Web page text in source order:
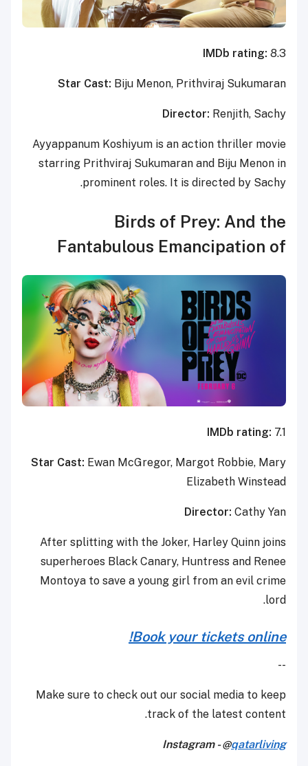
IMDb rating: 8.3
Star Cast: Biju Menon, Prithviraj Sukumaran
Director: Renjith, Sachy
Ayyappanum Koshiyum is an action thriller movie
starring Prithviraj Sukumaran and Biju Menon in
prominent roles. It is directed by Sachy.
Birds of Prey: And the
Fantabulous Emancipation of
IMDb rating: 7.1
Star Cast: Ewan McGregor, Margot Robbie, Mary
Elizabeth Winstead
Director: Cathy Yan
After splitting with the Joker, Harley Quinn joins
superheroes Black Canary, Huntress and Renee
Montoya to save a young girl from an evil crime
lord.
Book your tickets online!
--
Make sure to check out our social media to keep
track of the latest content.
Instagram - @qatarliving